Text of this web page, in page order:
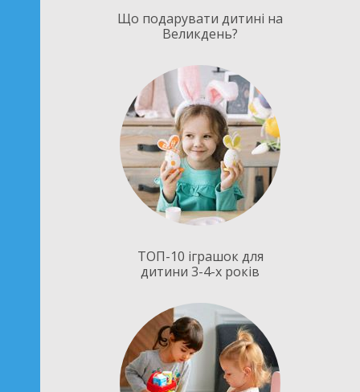
Що подарувати дитині на
Великдень?
ТОП-10 іграшок для
дитини 3-4-х років